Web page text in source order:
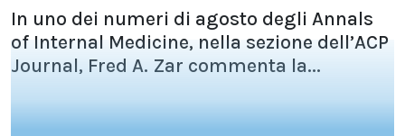
In uno dei numeri di agosto degli Annals
of Internal Medicine, nella sezione dell’ACP
Journal, Fred A. Zar commenta la...